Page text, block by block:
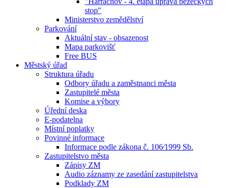
stop"
Ministerstvo zemědělství
Parkování
Aktuální stav - obsazenost
Mapa parkovišť
Free BUS
Městský úřad
Struktura úřadu
Odbory úřadu a zaměstnanci města
Zastupitelé města
Komise a výbory
Úřední deska
E-podatelna
Místní poplatky
Povinné informace
Informace podle zákona č. 106⁄1999 Sb.
Zastupitelstvo města
Zápisy ZM
Audio záznamy ze zasedání zastupitelstva
Podklady ZM